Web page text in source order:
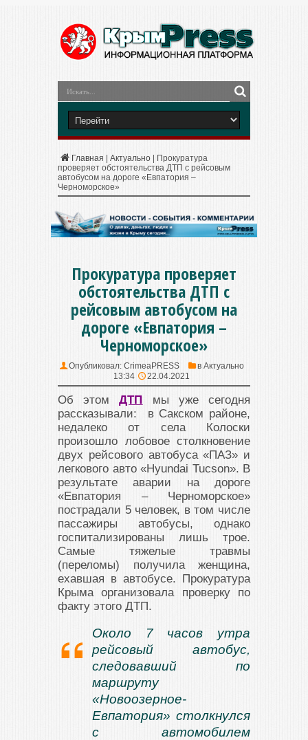
Главная Актуально
Прокуратура
проверяет обстоятельства ДТП с рейсовым
автобусом на дороге «Евпатория –
Черноморское»
Прокуратура проверяет
обстоятельства ДТП с
рейсовым автобусом на
дороге «Евпатория –
Черноморское»
Опубликовал: CrimeaPRESS в Актуально
13:34
22.04.2021
Об этомДТП мы уже сегодня
рассказывали: в Сакском районе,
недалеко от села Колоски
произошло лобовое столкновение
двух рейсового автобуса «ПАЗ» и
легкового авто «Hyundai Tucson». В
результате аварии на дороге
«Евпатория – Черноморское»
пострадали 5 человек, в том числе
пассажиры автобусы, однако
госпитализированы лишь трое.
Самые тяжелые травмы
(переломы) получила женщина,
ехавшая в автобусе. Прокуратура
Крыма организовала проверку по
факту этого ДТП.
Около 7 часов утра
рейсовый автобус,
следовавший по
маршруту
«Новоозерное-
Евпатория» столкнулся
с автомобилем